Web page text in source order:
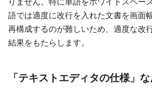
語では適度に改行を入れた文書を画面
再構成するのが難しいため、適度な改
結果をもたらします。
「テキストエディタの仕様」